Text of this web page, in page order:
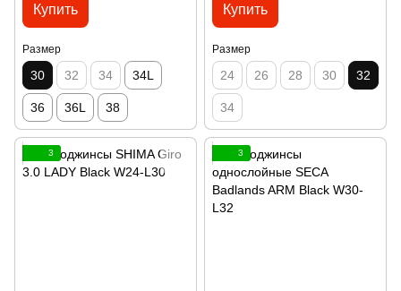
Купить
Размер
30 32 34 34L
36 36L 38
Купить
Размер
24 26 28 30 32
34
3 3